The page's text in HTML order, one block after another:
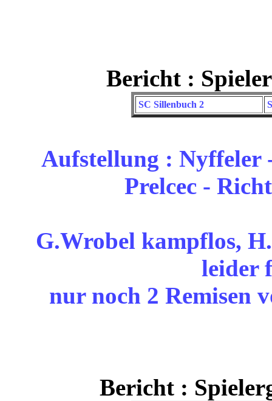
Bericht :
SC Sillenbuch 2
Aufstellung : Nyffeler
Prelcec -
G.Wrobel kampflos,
leider
nur noch 2 Remisen
Bericht :